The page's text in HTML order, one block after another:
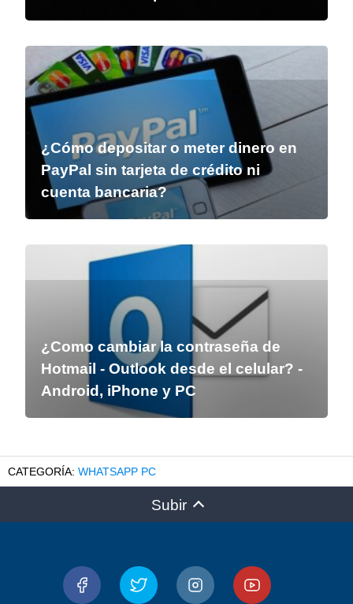
¿Cómo depositar o meter dinero en
PayPal sin tarjeta de crédito ni
cuenta bancaria?
¿Como cambiar la contraseña de
Hotmail - Outlook desde el celular? -
Android, iPhone y PC
WHATSAPP PC
Subir